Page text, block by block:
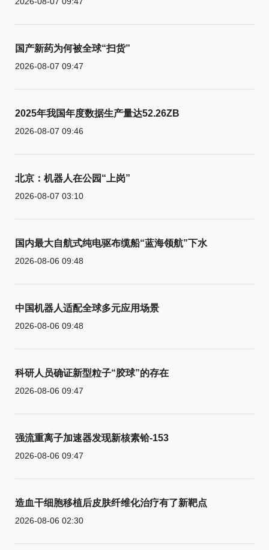
国产新药为何被全球“扫货”
2026-08-07 09:47
2025年我国年度数据生产量达52.26ZB
2026-08-07 09:46
北京：机器人在公园“上岗”
2026-08-07 03:10
国内最大自航式纯电驱布缆船“蓝海领航”下水
2026-08-06 09:48
中国机器人适配全球多元应用场景
2026-08-06 09:48
科研人员确证新型粒子“胶球”的存在
2026-08-06 09:47
强流重离子加速器发现新核素铪-153
2026-08-06 09:47
造血干细胞移植后皮肤纤维化治疗有了新靶点
2026-08-06 02:30